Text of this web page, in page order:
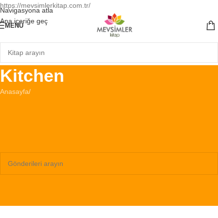
https://mevsimlerkitap.com.tr/
Navigasyona atla
Ana içeriğe geç
MENÜ
Kitchen
Anasayfa/